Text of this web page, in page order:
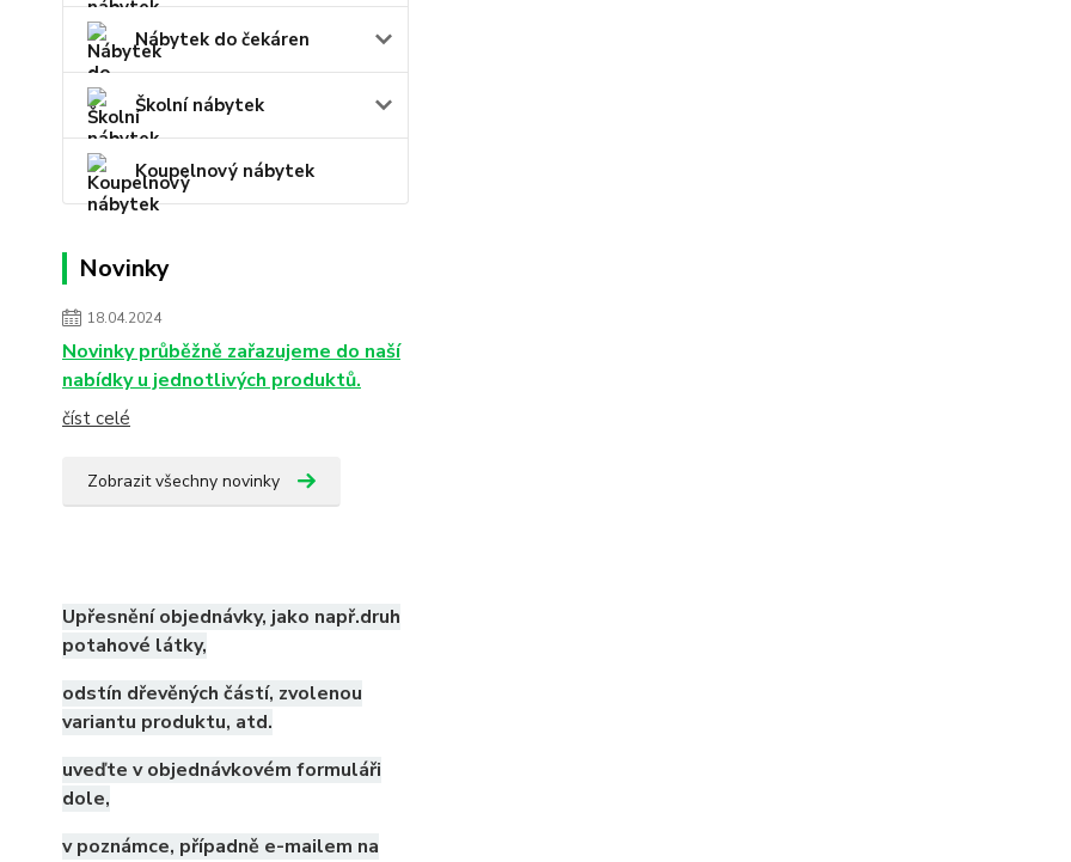
Nábytek do čekáren
Školní nábytek
Koupelnový nábytek
Novinky
18.04.2024
Novinky průběžně zařazujeme do naší
nabídky u jednotlivých produktů.
číst celé
Zobrazit všechny novinky
Upřesnění objednávky, jako např.druh
potahové látky,
odstín dřevěných částí, zvolenou
variantu produktu, atd.
uveďte v objednávkovém formuláři
dole,
v poznámce, případně e-mailem na